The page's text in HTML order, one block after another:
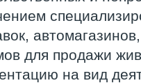
для продажи
на вид